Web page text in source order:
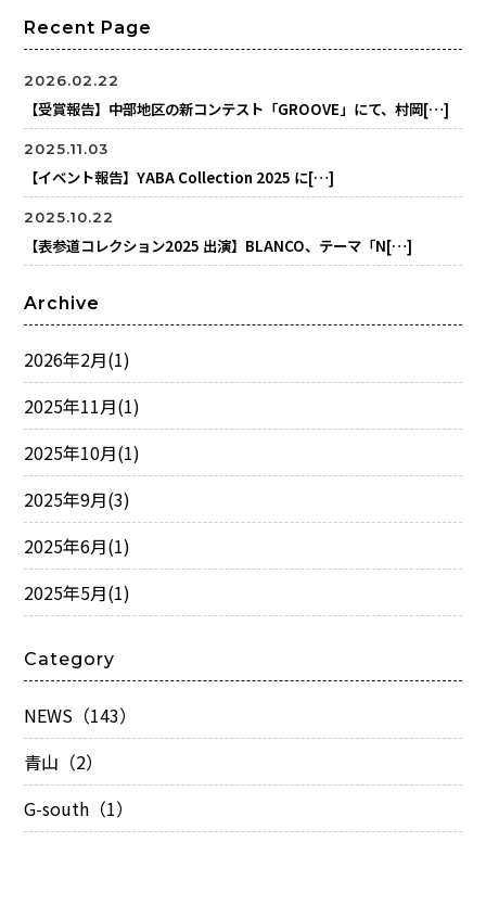
Recent Page
2026.02.22
【受賞報告】中部地区の新コンテスト「GROOVE」にて、村岡[…]
2025.11.03
【イベント報告】YABA Collection 2025 に[…]
2025.10.22
【表参道コレクション2025 出演】BLANCO、テーマ「N[…]
Archive
2026年2月(1)
2025年11月(1)
2025年10月(1)
2025年9月(3)
2025年6月(1)
2025年5月(1)
Category
NEWS（143）
青山（2）
G-south（1）